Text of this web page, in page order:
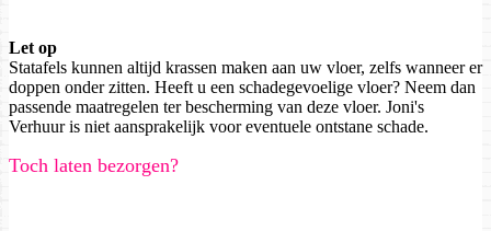
Let op
Statafels kunnen altijd krassen maken aan uw vloer, zelfs wanneer er
doppen onder zitten. Heeft u een schadegevoelige vloer? Neem dan
passende maatregelen ter bescherming van deze vloer. Joni's
Verhuur is niet aansprakelijk voor eventuele ontstane schade.
Toch laten bezorgen?